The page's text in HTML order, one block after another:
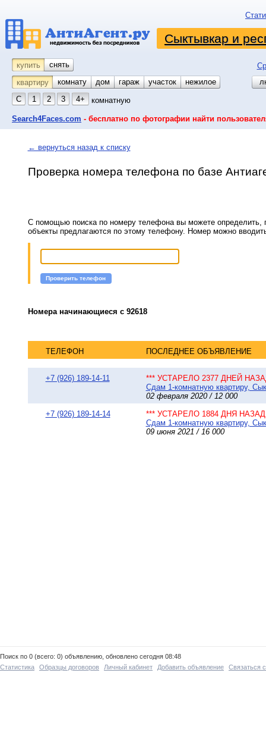
Сыктывкар и
купить снять
квартиру
комнату койко-место
дом гараж участок
нежилое
С
1 2 3 4+ комнатную
Search4Faces.com - бесплатно по фотографии найти
← вернуться назад к списку
Проверка номера телефона по базе
С помощью поиска по номеру телефона вы можете определить,
объекты предлагаются по этому телефону. Номер можно
Проверить телефон
Номера начинающиеся с 92618
ТЕЛЕФОН ПОСЛЕДНЕЕ ОБЪЯВЛЕНИЕ
+7 (926) 189-14-11
*** УСТАРЕЛО 2377 ДНЕЙ
Сдам 1-комнатную квартиру,
02 февраля 2020 / 12 000
+7 (926) 189-14-14
*** УСТАРЕЛО 1884 ДНЯ НАЗАД
Сдам 1-комнатную квартиру,
09 июня 2021 / 16 000
Поиск по 0 (всего: 0) объявлению, обновлено сегодня 08:48
Статистика
Образцы договоров Личный кабинет Добавить объявление Связаться